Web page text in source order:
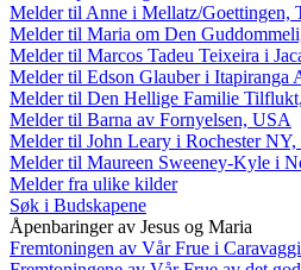
Melder til Anne i Mellatz/Goettingen,
Melder til Maria om Den
Melder til Marcos Tadeu Teixeira i
Melder til Edson Glauber i Itapiranga
Melder til Den Hellige Familie
Melder til Barna av Fornyelsen, USA
Melder til John Leary i Rochester
Melder til Maureen Sweeney-Kyle i
Melder fra ulike kilder
Søk i Budskapene
Åpenbaringer av Jesus og Maria
Fremtoningen av Vår Frue i